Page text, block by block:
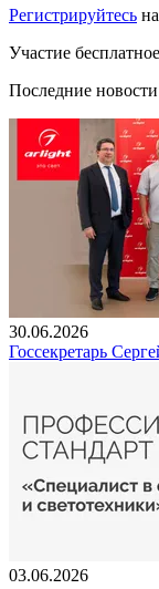
Регистрируйтесь
Участие
Последние новости
30.06.2026
Госсекретарь
03.06.2026